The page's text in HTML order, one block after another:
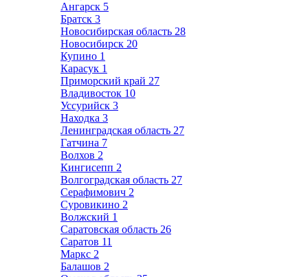
Ангарск 5
Братск 3
Новосибирская область 28
Новосибирск 20
Купино 1
Карасук 1
Приморский край 27
Владивосток 10
Уссурийск 3
Находка 3
Ленинградская область 27
Гатчина 7
Волхов 2
Кингисепп 2
Волгоградская область 27
Серафимович 2
Суровикино 2
Волжский 1
Саратовская область 26
Саратов 11
Маркс 2
Балашов 2